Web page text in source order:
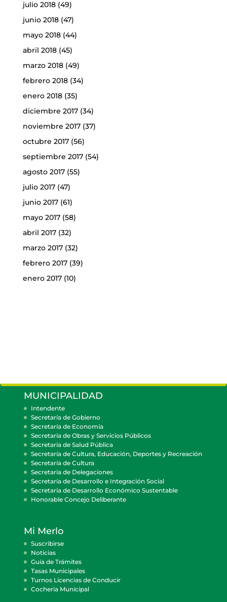
julio 2018(49)
junio 2018(47)
mayo 2018(44)
abril 2018(45)
marzo 2018(49)
febrero 2018(34)
enero 2018(35)
diciembre 2017(34)
noviembre 2017(37)
octubre 2017(56)
septiembre 2017(54)
agosto 2017(55)
julio 2017(47)
junio 2017(61)
mayo 2017(58)
abril 2017(32)
marzo 2017(32)
febrero 2017(39)
enero 2017(10)
MUNICIPALIDAD
Intendente
Secretaría de Gobierno
Secretaría de Economía
Secretaría de Obras y Servicios Públicos
Secretaría de Salud Pública
Secretaría de Cultura, Educación, Deportes y Recreación
Secretaría de Cultura
Secretaría de Delegaciones
Secretaría de Desarrollo e Integración Social
Secretaría de Desarrollo Económico Sustentable
Honorable Concejo Deliberante
Mi Merlo
Suscribirse
Noticias
Guía de Trámites
Tasas Municipales
Turnos Licencias de Conducir
Cocheria Municipal